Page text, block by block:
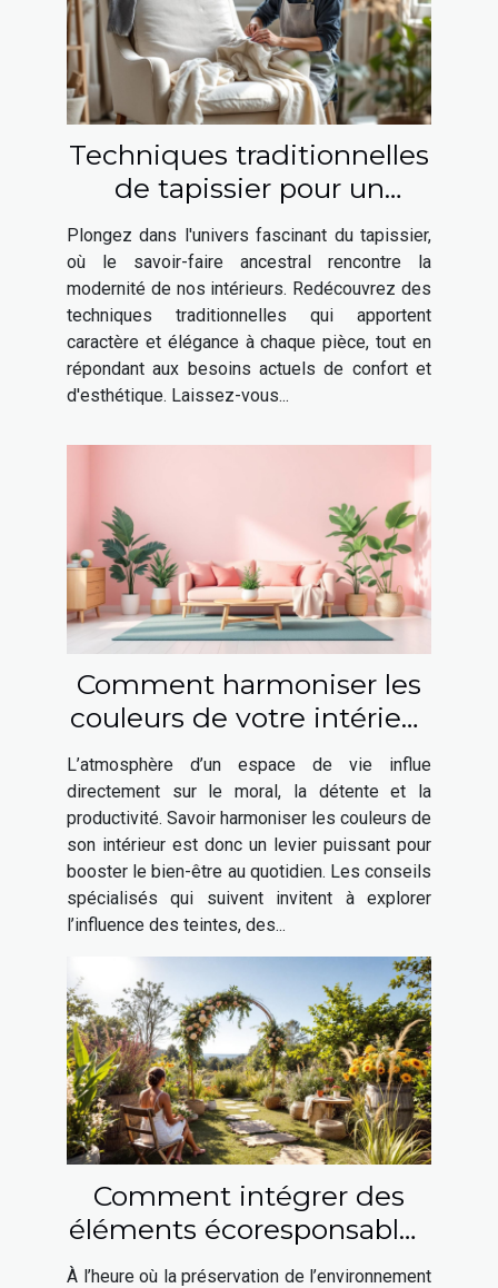
Techniques traditionnelles
de tapissier pour un
intérieur moderne
Plongez dans l'univers fascinant du tapissier,
où le savoir-faire ancestral rencontre la
modernité de nos intérieurs. Redécouvrez des
techniques traditionnelles qui apportent
caractère et élégance à chaque pièce, tout en
répondant aux besoins actuels de confort et
d'esthétique. Laissez-vous...
Comment harmoniser les
couleurs de votre intérieur
pour booster votre bien-
être ?
L’atmosphère d’un espace de vie influe
directement sur le moral, la détente et la
productivité. Savoir harmoniser les couleurs de
son intérieur est donc un levier puissant pour
booster le bien-être au quotidien. Les conseils
spécialisés qui suivent invitent à explorer
l’influence des teintes, des...
Comment intégrer des
éléments écoresponsables
à votre mariage ?
À l’heure où la préservation de l’environnement